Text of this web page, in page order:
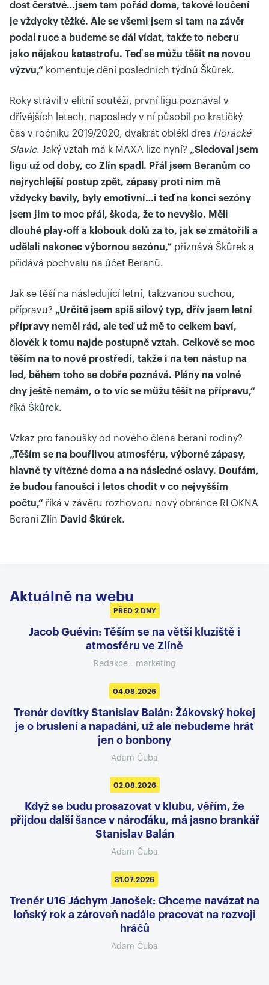
dost čerstvé…jsem tam pořád doma, takové loučení
je vždycky těžké. Ale se všemi jsem si tam na závěr
podal ruce a budeme se dál vídat, takže to neberu
jako nějakou katastrofu. Teď se můžu těšit na novou
výzvu,“ komentuje dění posledních týdnů Škůrek.
Roky strávil v elitní soutěži, první ligu poznával v
dřívějších letech, naposledy v ní působil po kratičký
čas v ročníku 2019/2020, dvakrát oblékl dres Horácké
Slavie. Jaký vztah má k MAXA lize nyní? „Sledoval jsem
ligu už od doby, co Zlín spadl. Přál jsem Beranům co
nejrychlejší postup zpět, zápasy proti nim mě
vždycky bavily, byly emotivní…i teď na konci sezóny
jsem jim to moc přál, škoda, že to nevyšlo. Měli
dlouhé play-off a klobouk dolů za to, jak se zmátořili a
udělali nakonec výbornou sezónu,“ přiznává Škůrek a
přidává pochvalu na účet Beranů.
Jak se těší na následující letní, takzvanou suchou,
přípravu? „Určitě jsem spíš silový typ, dřív jsem letní
přípravy neměl rád, ale teď už mě to celkem baví,
člověk k tomu najde postupně vztah. Celkově se moc
těším na to nové prostředí, takže i na ten nástup na
led, během toho se dobře poznává. Plány na volné
dny ještě nemám, o to víc se můžu těšit na přípravu,“
říká Škůrek.
Vzkaz pro fanoušky od nového člena beraní rodiny?
„Těším se na bouřlivou atmosféru, výborné zápasy,
hlavně ty vítězné doma a na následné oslavy. Doufám,
že budou fanoušci i letos chodit v co nejvyšším
počtu,“ říká v závěru rozhovoru nový obránce RI OKNA
Berani Zlín David Škůrek.
Aktuálně na webu
PŘED 2 DNY
Jacob Guévin: Těším se na větší kluziště i
atmosféru ve Zlíně
Redakce - marketing
04.08.2026
Trenér devítky Stanislav Balán: Žákovský hokej
je o bruslení a napadání, už ale nebudeme hrát
jen o bonbony
Adam Čuba
02.08.2026
Když se budu prosazovat v klubu, věřím, že
přijdou další šance v nároďáku, má jasno brankář
Stanislav Balán
Adam Čuba
31.07.2026
Trenér U16 Jáchym Janošek: Chceme navázat na
loňský rok a zároveň nadále pracovat na rozvoji
hráčů
Adam Čuba